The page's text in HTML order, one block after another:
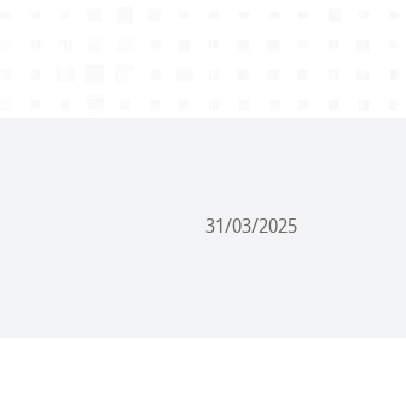
31/03/2025